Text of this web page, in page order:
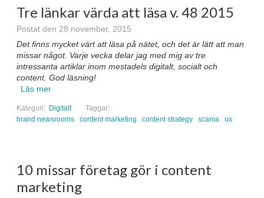
Tre länkar värda att läsa v. 48 2015
Postat den 28 november, 2015
Det finns mycket värt att läsa på nätet, och det är lätt att man
missar något. Varje vecka delar jag med mig av tre
intressanta artiklar inom mestadels digitalt, socialt och
content. God läsning!
Läs mer
Kategori: Digitalt
Taggar:
brand newsrooms
content marketing content strategy scania ux
10 missar företag gör i content
marketing